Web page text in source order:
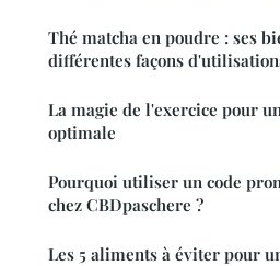
Thé matcha en poudre : ses
différentes façons
La magie de l'exercice pour
optimale
Pourquoi utiliser un code
chez CBDpaschere ?
Les 5 aliments à éviter pour